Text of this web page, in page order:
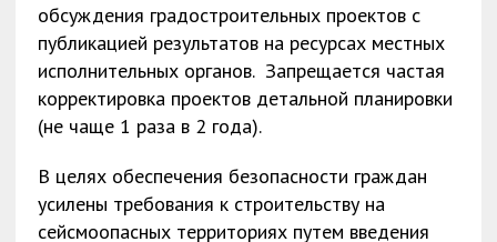
обсуждения градостроительных проектов с
публикацией результатов на ресурсах местных
исполнительных органов. Запрещается частая
корректировка проектов детальной планировки
(не чаще 1 раза в 2 года).
В целях обеспечения безопасности граждан
усилены требования к строительству на
сейсмоопасных территориях путем введения